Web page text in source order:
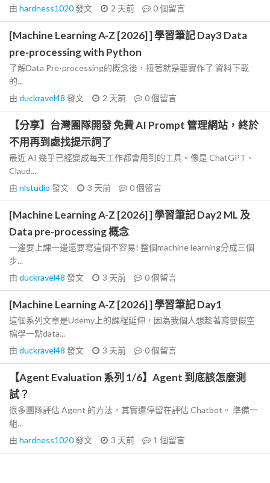
由 hardness1020發文 2 天前 0個留言
[Machine Learning A-Z [2026] ] 學習筆記 Day3 Data
pre-processing with Python
了解Data Pre-processing的概念後，接著就是要實作了 資料下載
的...
由 duckravel48 發文 2 天前 0個留言
【分享】台灣團隊開發 免費 AI Prompt 管理網站，終於
不用再到處找提示詞了
最近 AI 幾乎已經變成每天工作都會用到的工具。像是 ChatGPT、
Claud...
由 nlstudio 發文 3 天前 0個留言
[Machine Learning A-Z [2026] ] 學習筆記 Day2 ML 及
Data pre-processing 概念
一邊要上課一邊還要寫這個不容易! 整個machine learning分成三個
步...
由 duckravel48 發文 3 天前 0個留言
[Machine Learning A-Z [2026] ] 學習筆記 Day1
這個系列文章是Udemy上的課程延伸，因為我個人想趁著育嬰假空
檔學一點data...
由 duckravel48 發文 3 天前 0個留言
【Agent Evaluation 系列 1/6】Agent 到底該怎麼測
試？
很多團隊評估 Agent 的方法，其實還停留在評估 Chatbot。 準備一
組...
由 hardness1020發文 3 天前 1 個留言